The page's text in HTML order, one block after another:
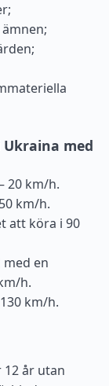
med
20 km/h.
km/h.
att köra i 90
en
h.
km/h.
år utan